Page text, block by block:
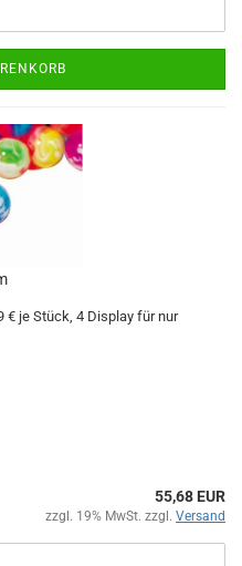
€ je Stück, 4 Display für nur
55,68 EUR
zzgl. 19% MwSt. zzgl. Versand